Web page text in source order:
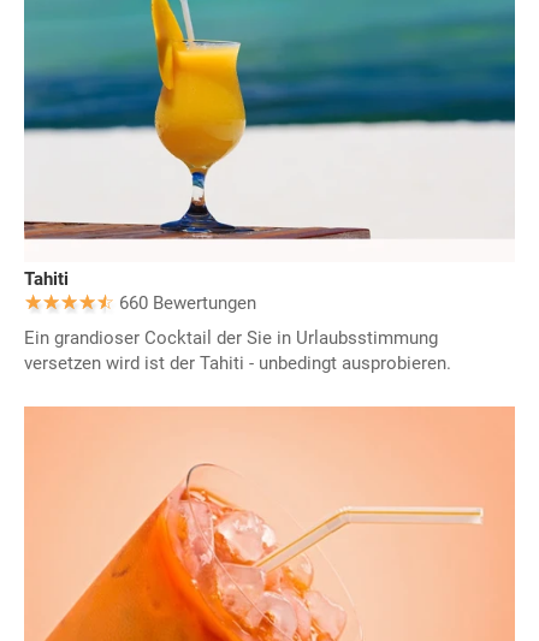
Tahiti
660 Bewertungen
Ein grandioser Cocktail der Sie in Urlaubsstimmung
versetzen wird ist der Tahiti - unbedingt ausprobieren.